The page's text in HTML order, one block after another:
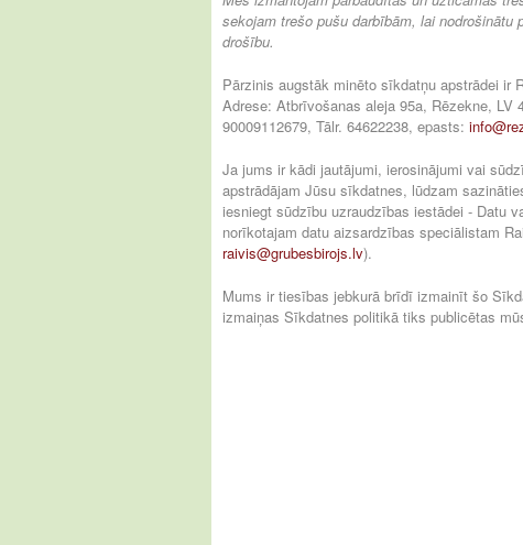
sekojam trešo pušu darbībām, lai nodrošinātu
drošību.
Pārzinis augstāk minēto sīkdatņu apstrādei ir
Adrese: Atbrīvošanas aleja 95a, Rēzekne, LV
90009112679, Tālr. 64622238, epasts:
Ja jums ir kādi jautājumi, ierosinājumi vai
apstrādājam Jūsu sīkdatnes, lūdzam
iesniegt sūdzību uzraudzības iestādei - Datu
norīkotajam datu aizsardzības speciālistam
raivis@grubesbirojs.lv).
Mums ir tiesības jebkurā brīdī izmainīt šo
izmaiņas Sīkdatnes politikā tiks publicētas